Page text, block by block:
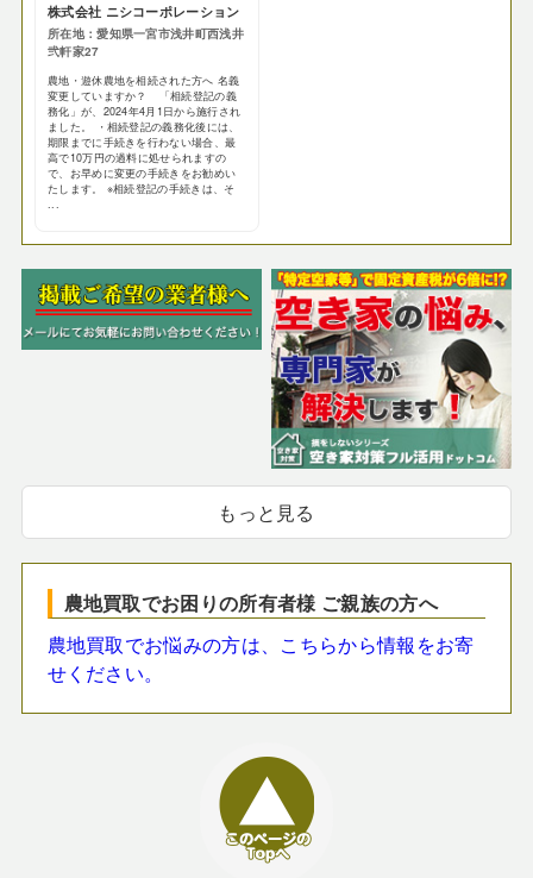
株式会社 ニシコーポレーション
所在地：愛知県一宮市浅井町西浅井
弐軒家27
農地・遊休農地を相続された方へ 名義
変更していますか？ 「相続登記の義
務化」が、2024年4月1日から施行され
ました。 ・相続登記の義務化後には、
期限までに手続きを行わない場合、最
高で10万円の過料に処せられますの
で、お早めに変更の手続きをお勧めい
たします。 ※相続登記の手続きは、そ
...
もっと見る
農地買取でお困りの所有者様 ご親族の方へ
農地買取でお悩みの方は、こちらから情報をお寄
せください。